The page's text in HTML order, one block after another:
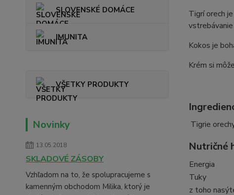
SLOVENSKÉ DOMÁCE
IMUNITA
VŠETKY PRODUKTY
Novinky
13.05.2018
SKLADOVÉ ZÁSOBY
Vzhľadom na to, že spolupracujeme s
kamenným obchodom Milika, ktorý je
Tigrí orech
vstrebávanie
Kokos je
Krém si
Tigrie
Nutričné
Energia
Tuky
z toho